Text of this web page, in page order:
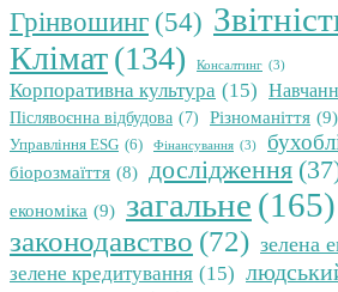
Грінвошинг (54)
Клімат(134) Консалтинг (3)
Корпоративна культура (15)
Післявоєнна відбудова (7) Різноманіття (9)
Управління ESG (6) Фінансування (3)
біорозмаїття (8) дослідження
економіка (9) загальне (165)
законодавство (72) зелена
зелене кредитування (15)